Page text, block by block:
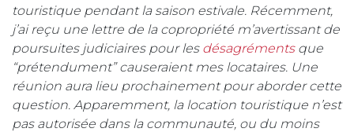
touristique pendant la saison estivale. Récemment,
j’ai reçu une lettre de la copropriété m’avertissant de
poursuites judiciaires pour les désagrémentsque
“prétendument” causeraient mes locataires. Une
réunion aura lieu prochainement pour aborder cette
question. Apparemment, la location touristique n’est
pas autorisée dans la communauté, ou du moins